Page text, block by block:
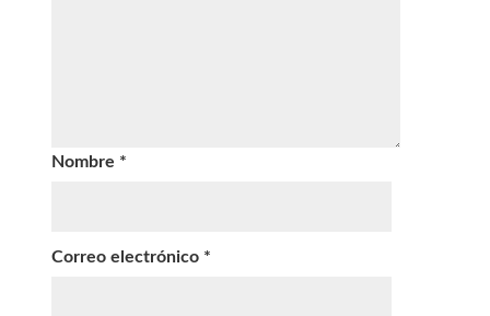
Nombre *
Correo electrónico *